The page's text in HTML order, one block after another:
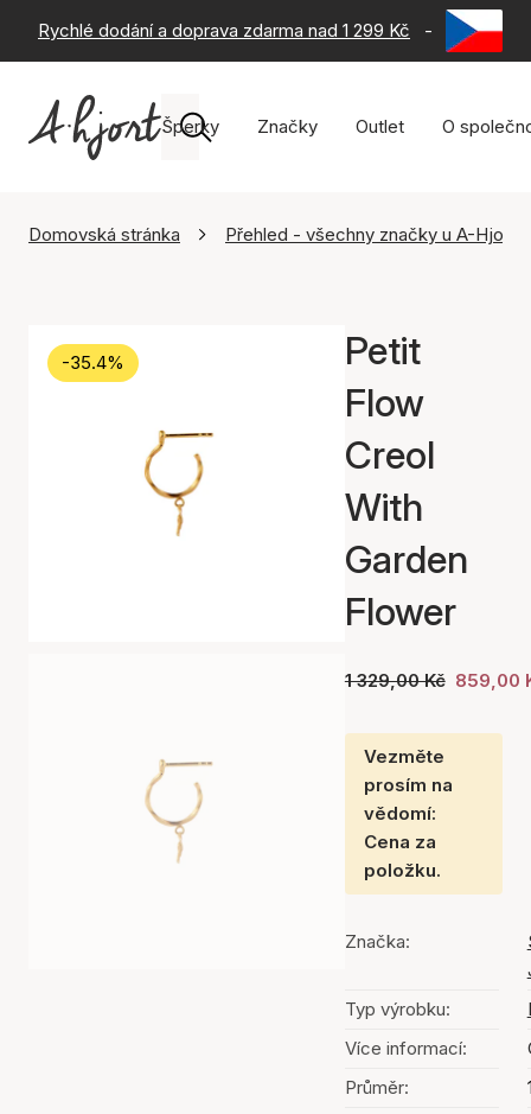
Rychlé dodání a doprava zdarma nad 1 299 Kč - 60 dní
Šperky Značky Outlet O
Domovská stránka Přehled - všechny značky u A-Hjort
-35.4%
Petit
Flow
Creol
With
Garden
Flower
1 329,00 Kč 859,00
Vezměte
prosím na
vědomí:
Cena za
položku.
Značka:
Typ výrobku:
Více informací:
Průměr: